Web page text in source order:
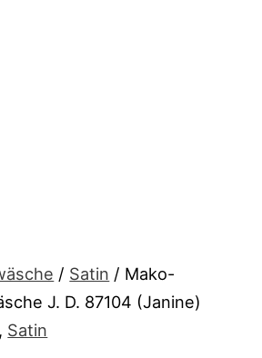
/ Satin / Mako-
J. D. 87104 (Janine)
, Satin